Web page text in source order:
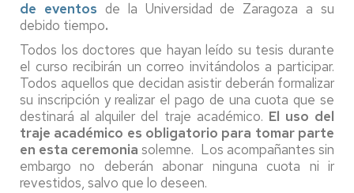
de eventos de la Universidad de Zaragoza a su
debido tiempo.
Todos los doctores que hayan leído su tesis durante
el curso recibirán un correo invitándolos a participar.
Todos aquellos que decidan asistir deberán formalizar
su inscripción y realizar el pago de una cuota que se
destinará al alquiler del traje académico. El uso del
traje académico es obligatorio para tomar parte
en esta ceremonia solemne. Los acompañantes sin
embargo no deberán abonar ninguna cuota ni ir
revestidos, salvo que lo deseen.